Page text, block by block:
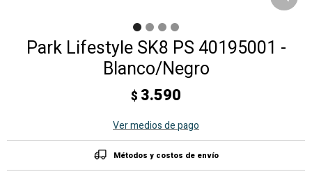
Park Lifestyle SK8 PS 40195001 -
Blanco/Negro
$ 3.590
Ver medios de pago
Métodos y costos de envío